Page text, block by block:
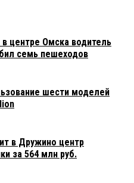
в центре Омска водитель
семь пешеходов
шести моделей
в Дружино центр
за 564 млн руб.